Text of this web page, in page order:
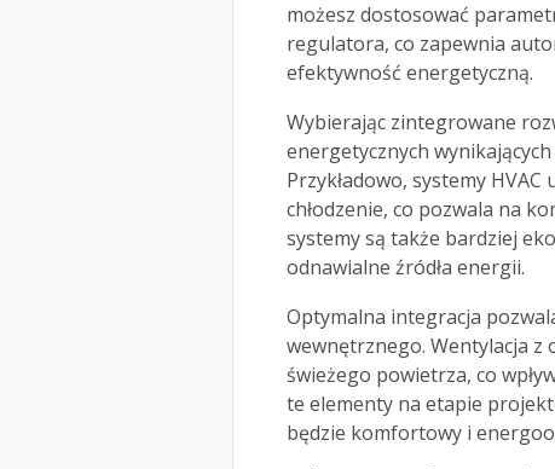
możesz dostosować
regulatora, co zapewnia
efektywność energetyczną.
Wybierając zintegrowane
energetycznych
Przykładowo, systemy
chłodzenie, co pozwala na
systemy są także bardziej
odnawialne źródła energii.
Optymalna integracja
wewnętrznego. Wentylacja z
świeżego powietrza, co
te elementy na etapie
będzie komfortowy i